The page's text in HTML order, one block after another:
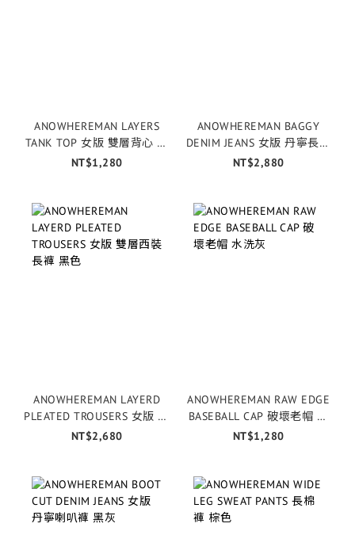
ANOWHEREMAN LAYERS
TANK TOP 女版 雙層背心 白
色
NT$1,280
ANOWHEREMAN BAGGY
DENIM JEANS 女版 丹寧長褲
藍色
NT$2,880
ANOWHEREMAN LAYERD
PLEATED TROUSERS 女版 雙
層西裝長褲 黑色
NT$2,680
ANOWHEREMAN RAW EDGE
BASEBALL CAP 破壞老帽 水
洗灰
NT$1,280